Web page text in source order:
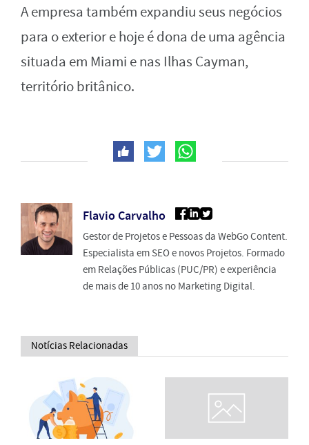
A empresa também expandiu seus negócios
para o exterior e hoje é dona de uma agência
situada em Miami e nas Ilhas Cayman,
território britânico.
Flavio Carvalho
Gestor de Projetos e Pessoas da WebGo Content.
Especialista em SEO e novos Projetos. Formado
em Relações Públicas (PUC/PR) e experiência
de mais de 10 anos no Marketing Digital.
Notícias Relacionadas